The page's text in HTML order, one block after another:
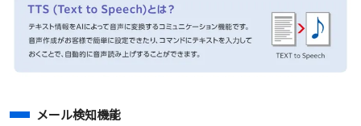
メール検知機能